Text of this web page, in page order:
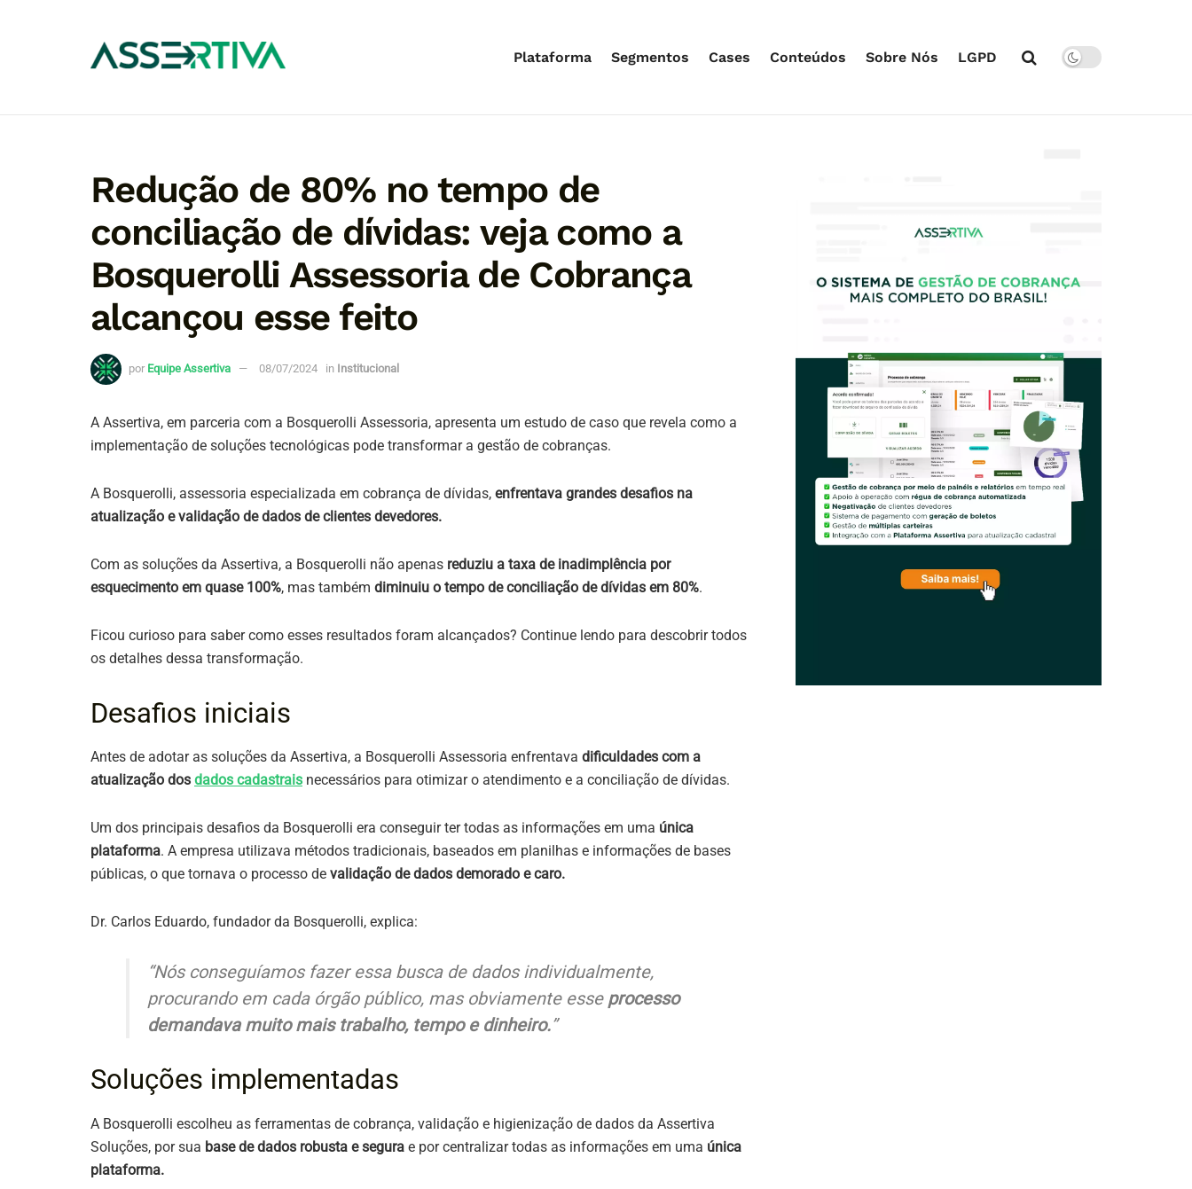
Plataforma Segmentos Cases Conteúdos Sobre Nós LGPD
Redução de 80% no tempo de
conciliação de dívidas: veja como a
Bosquerolli Assessoria de Cobrança
alcançou esse feito
por Equipe Assertiva 08/07/2024 in Institucional
A Assertiva, em parceria com a Bosquerolli Assessoria, apresenta um estudo de caso que revela como a
implementação de soluções tecnológicas pode transformar a gestão de cobranças.
A Bosquerolli, assessoria especializada em cobrança de dívidas, enfrentava grandes desafios na
atualização e validação de dados de clientes devedores.
Com as soluções da Assertiva, a Bosquerolli não apenas reduziu a taxa de inadimplência por
esquecimento em quase 100%, mas também diminuiu o tempo de conciliação de dívidas em 80%.
Ficou curioso para saber como esses resultados foram alcançados? Continue lendo para descobrir todos
os detalhes dessa transformação.
Desafios iniciais
Antes de adotar as soluções da Assertiva, a Bosquerolli Assessoria enfrentava dificuldades com a
atualização dos dados cadastrais necessários para otimizar o atendimento e a conciliação de dívidas.
Um dos principais desafios da Bosquerolli era conseguir ter todas as informações em uma única
plataforma. A empresa utilizava métodos tradicionais, baseados em planilhas e informações de bases
públicas, o que tornava o processo de validação de dados demorado e caro.
Dr. Carlos Eduardo, fundador da Bosquerolli, explica:
“Nós conseguíamos fazer essa busca de dados individualmente,
procurando em cada órgão público, mas obviamente esseprocesso
demandava muito mais trabalho, tempo e dinheiro.”
Soluções implementadas
A Bosquerolli escolheu as ferramentas de cobrança, validação e higienização de dados da Assertiva
Soluções, por sua base de dados robusta e segura e por centralizar todas as informações em uma única
plataforma.